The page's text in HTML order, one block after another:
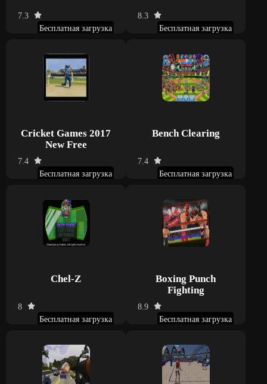
7.3
Бесплатная загрузка
8.3
Бесплатная загрузка
Cricket Games 2017
New Free
7.4
Бесплатная загрузка
Bench Clearing
7.4
Бесплатная загрузка
Chel-Z
8
Бесплатная загрузка
Boxing Punch
Fighting
8.9
Бесплатная загрузка